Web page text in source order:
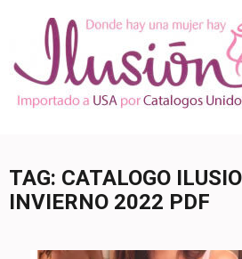
content
(Press
TAG: CATALOGO
INVIERNO 2022 PDF